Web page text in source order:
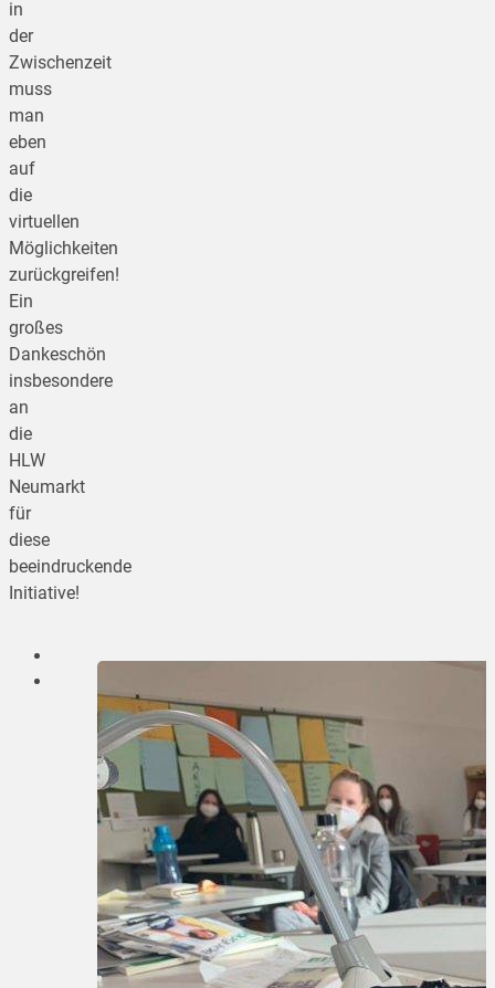
in
der
Zwischenzeit
muss
man
eben
auf
die
virtuellen
Möglichkeiten
zurückgreifen!
Ein
großes
Dankeschön
insbesondere
an
die
HLW
Neumarkt
für
diese
beeindruckende
Initiative!